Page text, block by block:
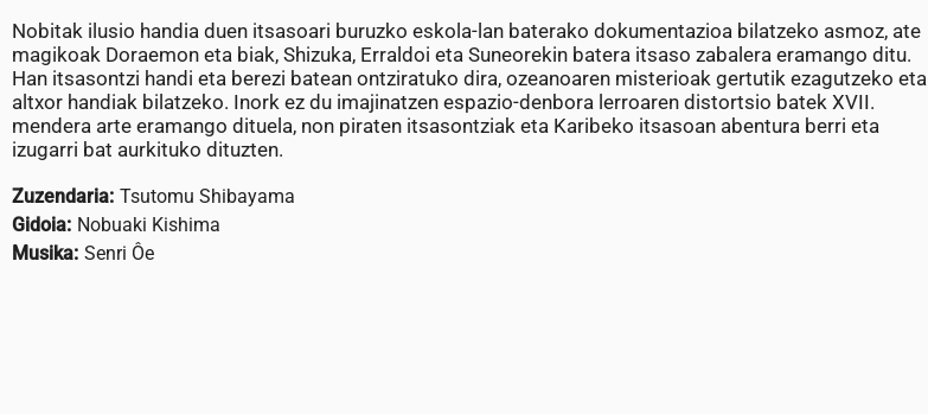
Nobitak ilusio handia duen itsasoari buruzko eskola-lan baterako dokumentazioa bilatzeko asmoz, ate
magikoak Doraemon eta biak, Shizuka, Erraldoi eta Suneorekin batera itsaso zabalera eramango ditu.
Han itsasontzi handi eta berezi batean ontziratuko dira, ozeanoaren misterioak gertutik ezagutzeko eta
altxor handiak bilatzeko. Inork ez du imajinatzen espazio-denbora lerroaren distortsio batek XVII.
mendera arte eramango dituela, non piraten itsasontziak eta Karibeko itsasoan abentura berri eta
izugarri bat aurkituko dituzten.
Zuzendaria: Tsutomu Shibayama
Gidoia: Nobuaki Kishima
Musika: Senri Ôe